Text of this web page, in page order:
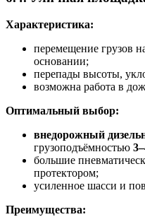
Характеристика:
перемещение грузов
основании;
перепады высоты,
возможна работа в
Оптимальный выбор:
внедорожный
грузоподъёмностью
большие
протектором;
усиленное шасси и
Преимущества: